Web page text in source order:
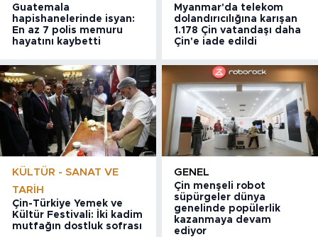
Guatemala
hapishanelerinde isyan:
En az 7 polis memuru
hayatını kaybetti
Myanmar'da telekom
dolandırıcılığına karışan
1.178 Çin vatandaşı daha
Çin'e iade edildi
KÜLTÜR - SANAT VE
TARIH
Çin-Türkiye Yemek ve
Kültür Festivali: İki kadim
mutfağın dostluk sofrası
GENEL
Çin menşeli robot
süpürgeler dünya
genelinde popülerlik
kazanmaya devam
ediyor